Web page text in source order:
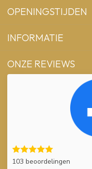
OPENINGSTIJDEN
INFORMATIE
ONZE REVIEWS
103 beoordelingen